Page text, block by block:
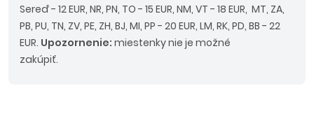
Sereď - 12 EUR, NR, PN, TO - 15 EUR, NM, VT - 18 EUR, MT, ZA,
PB, PU, TN, ZV, PE, ZH, BJ, MI, PP - 20 EUR, LM, RK, PD, BB - 22
EUR. Upozornenie: miestenky nie je možné
zakúpiť.